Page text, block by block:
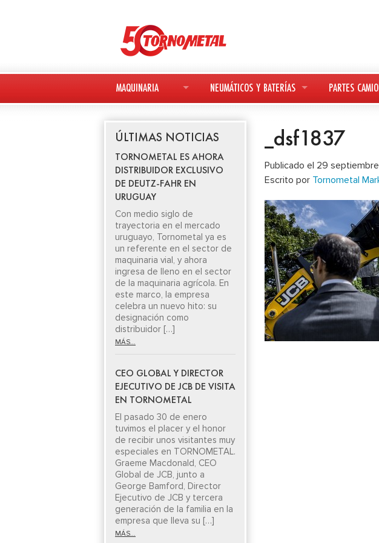
MAQUINARIA
MAQUINARIA NUEVA
MAQUINARIA USADA
DEUTZ-FAHR
AVANT
KESLA
NEUMÁTICOS Y BATERÍAS
NEUMÁTICOS
BATERÍAS
PARTES
_dsf1837
Publicado el 29
Escrito por Tornometal
ÚLTIMAS NOTICIAS
TORNOMETAL ES AHORA
DISTRIBUIDOR EXCLUSIVO
DE DEUTZ-FAHR EN
URUGUAY
Con medio siglo de
trayectoria en el mercado
uruguayo, Tornometal ya es
un referente en el sector de
maquinaria vial, y ahora
ingresa de lleno en el sector
de la maquinaria agrícola. En
este marco, la empresa
celebra un nuevo hito: su
designación como
distribuidor […]
MÁS...
CEO GLOBAL Y DIRECTOR
EJECUTIVO DE JCB DE VISITA
EN TORNOMETAL
El pasado 30 de enero
tuvimos el placer y el honor
de recibir unos visitantes muy
especiales en TORNOMETAL.
Graeme Macdonald, CEO
Global de JCB, junto a
George Bamford, Director
Ejecutivo de JCB y tercera
generación de la familia en la
empresa que lleva su […]
MÁS...